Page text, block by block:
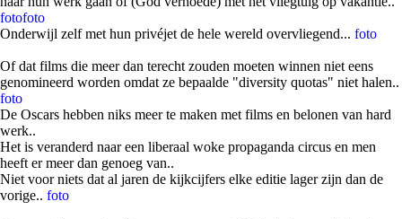
fotofoto
Onderwijl zelf met hun privéjet de hele wereld overvliegend... foto
Of dat films die meer dan terecht zouden moeten winnen niet eens
genomineerd worden omdat ze bepaalde "diversity quotas" niet halen..
foto
De Oscars hebben niks meer te maken met films en belonen van hard
werk..
Het is veranderd naar een liberaal woke propaganda circus en men
heeft er meer dan genoeg van..
Niet voor niets dat al jaren de kijkcijfers elke editie lager zijn dan de
vorige.. foto